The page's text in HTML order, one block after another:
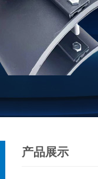
产品展示